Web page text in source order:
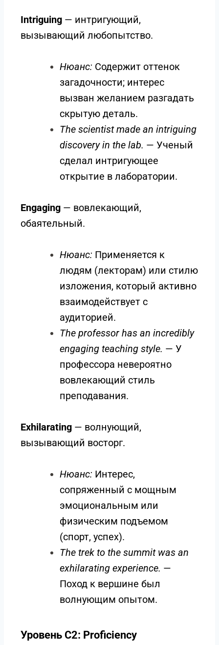
Intriguing — интригующий,
вызывающий любопытство.
Нюанс: Содержит оттенок
загадочности; интерес
вызван желанием разгадать
скрытую деталь.
The scientist made an intriguing
discovery in the lab. — Ученый
сделал интригующее
открытие в лаборатории.
Engaging — вовлекающий,
обаятельный.
Нюанс: Применяется к
людям (лекторам) или стилю
изложения, который активно
взаимодействует с
аудиторией.
The professor has an incredibly
engaging teaching style. — У
профессора невероятно
вовлекающий стиль
преподавания.
Exhilarating — волнующий,
вызывающий восторг.
Нюанс: Интерес,
сопряженный с мощным
эмоциональным или
физическим подъемом
(спорт, успех).
The trek to the summit was an
exhilarating experience. —
Поход к вершине был
волнующим опытом.
Уровень C2: Proficiency